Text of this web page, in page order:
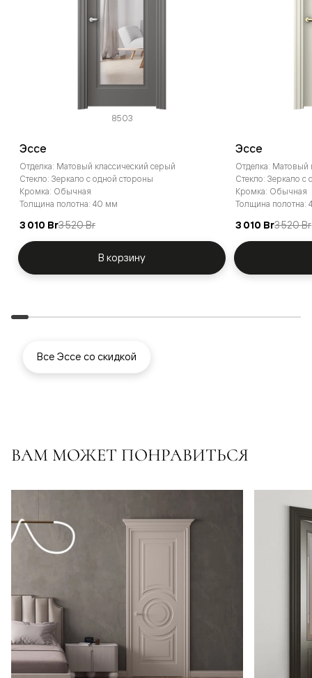
8503
Эссе
Отделка: Матовый классический серый
Стекло: Зеркало с одной стороны
Кромка: Обычная
Толщина полотна: 40 мм
3 010 Br3 520 Br
В корзину
Эссе
Отделка:
Стекло: Зеркало с
Кромка: Обычная
Толщина полотна:
3 010 Br3 520 Br
Все Эссе со скидкой
ВАМ МОЖЕТ ПОНРАВИТЬСЯ